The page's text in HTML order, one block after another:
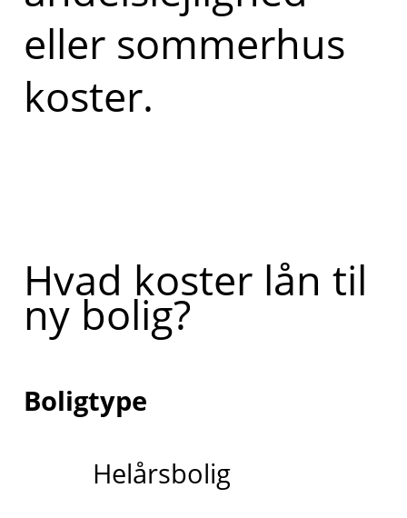
eller sommerhus
koster.
Hvad koster lån til
ny bolig?
Boligtype
Helårsbolig